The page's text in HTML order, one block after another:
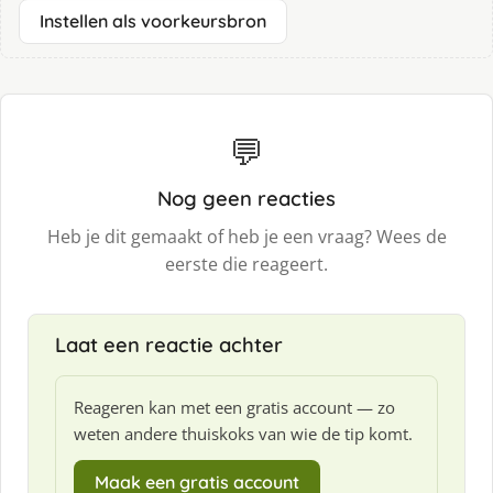
Instellen als voorkeursbron
💬
Nog geen reacties
Heb je dit gemaakt of heb je een vraag? Wees de
eerste die reageert.
Laat een reactie achter
Reageren kan met een gratis account — zo
weten andere thuiskoks van wie de tip komt.
Maak een gratis account